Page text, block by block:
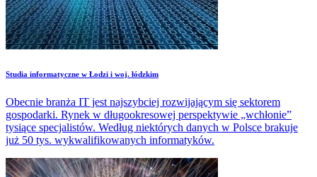
Studia informatyczne w Łodzi i woj. łódzkim
Obecnie branża IT jest najszybciej rozwijającym się sektorem
gospodarki. Rynek w długookresowej perspektywie „wchłonie”
tysiące specjalistów. Według niektórych danych w Polsce brakuje
już 50 tys. wykwalifikowanych informatyków.